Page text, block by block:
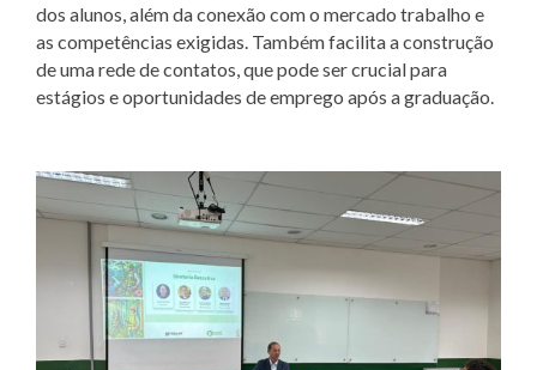
dos alunos, além da conexão com o mercado trabalho e
as competências exigidas. Também facilita a construção
de uma rede de contatos, que pode ser crucial para
estágios e oportunidades de emprego após a graduação.